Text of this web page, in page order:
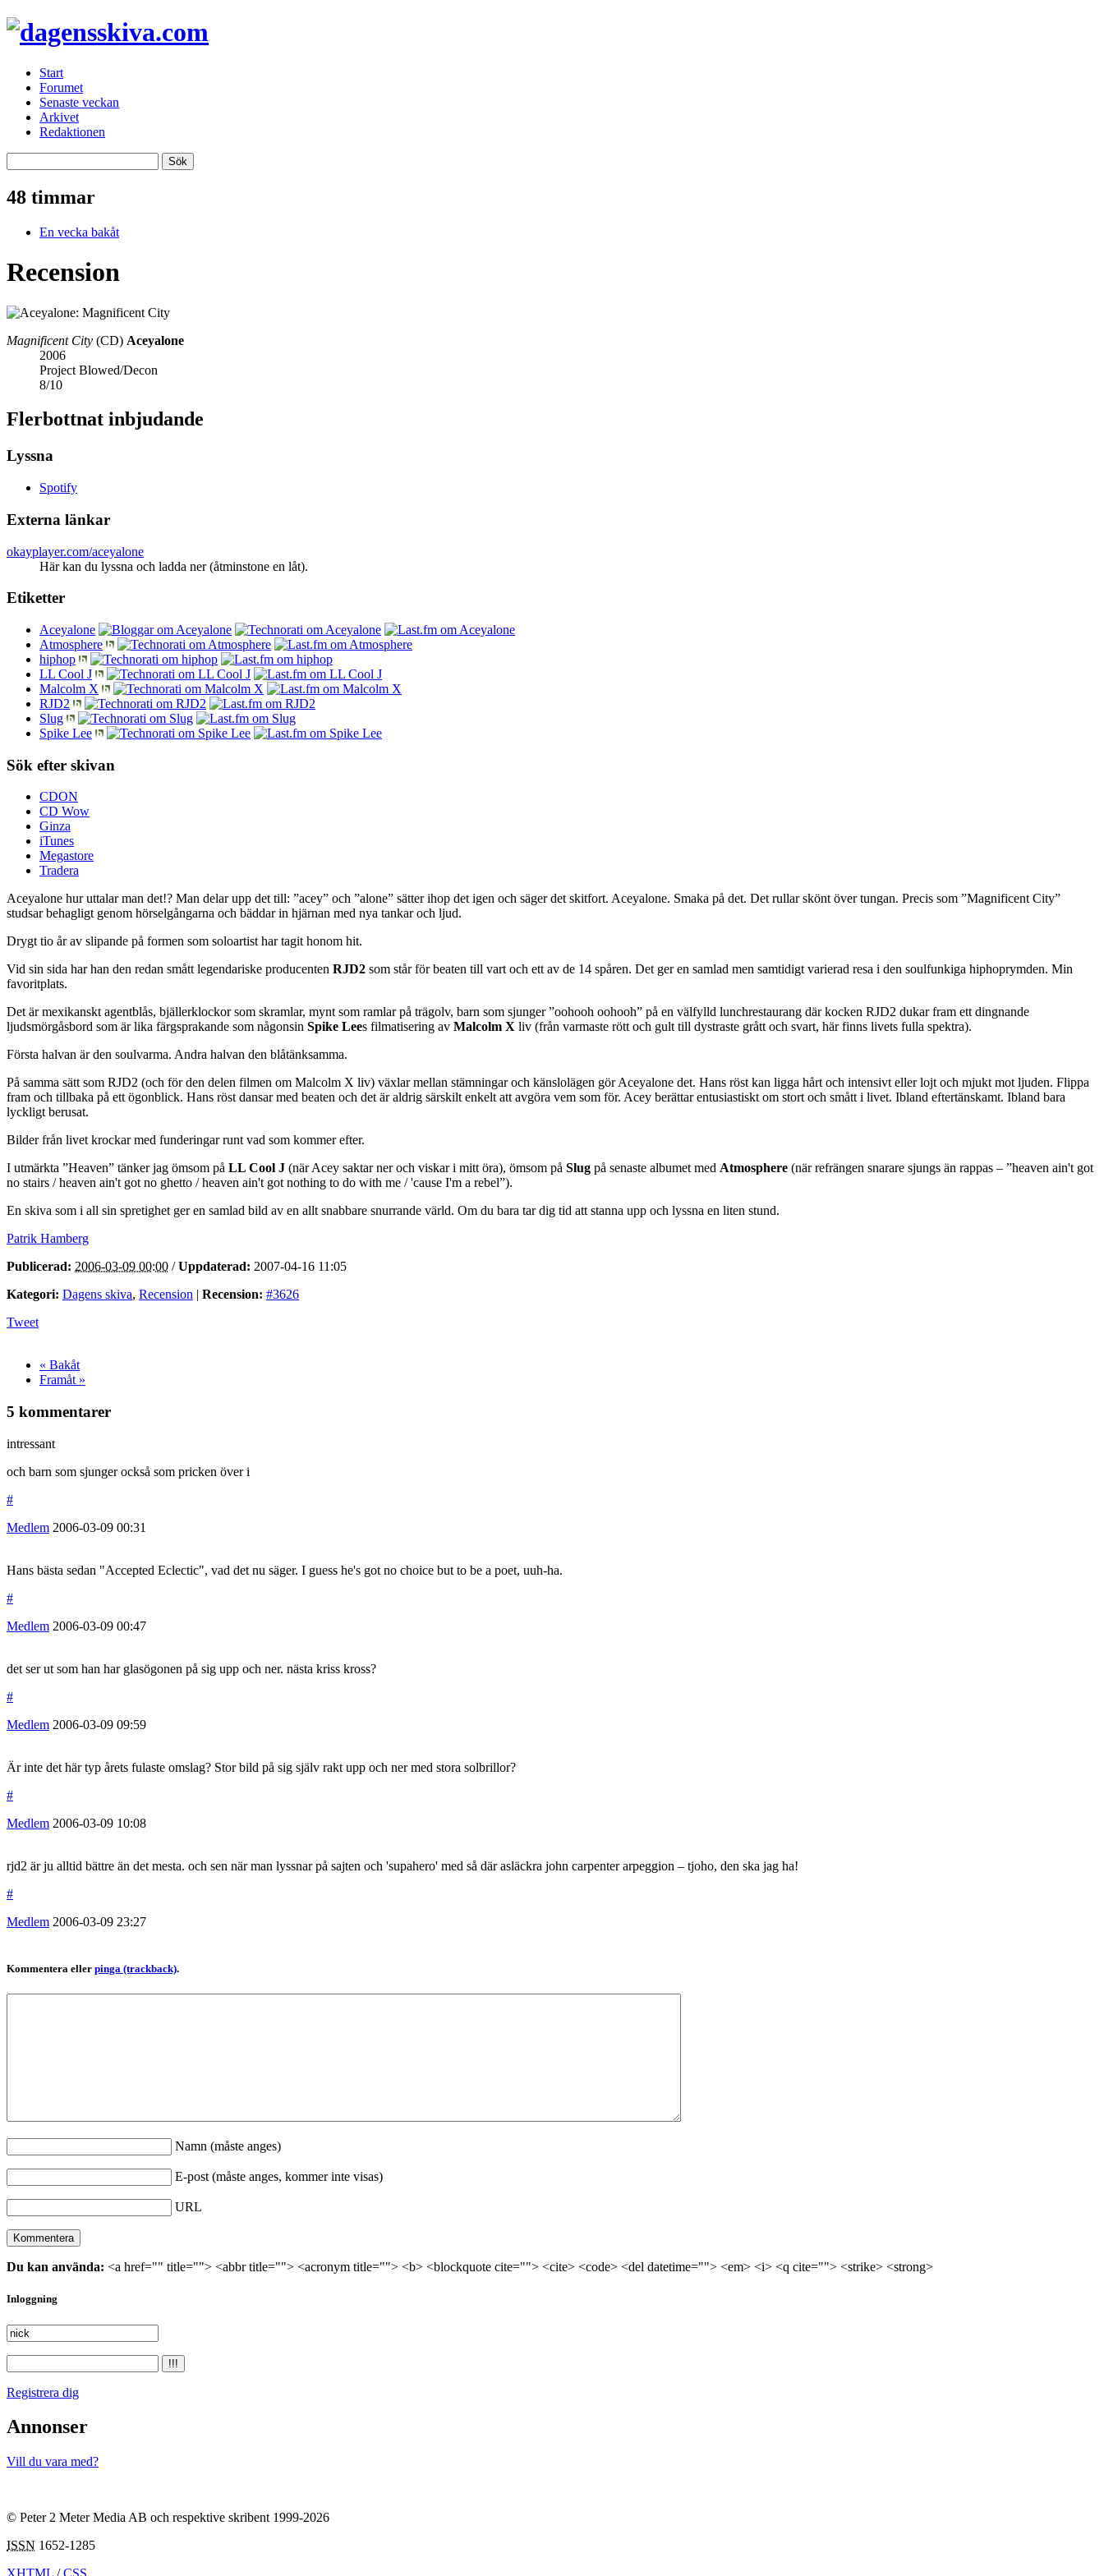
Start
Forumet
Senaste veckan
Arkivet
Redaktionen
48 timmar
En vecka bakåt
Recension
Magnificent City (CD) Aceyalone
2006
Project Blowed/Decon
8/10
Flerbottnat inbjudande
Lyssna
Spotify
Externa länkar
okayplayer.com/aceyalone
Här kan du lyssna och ladda ner (åtminstone en låt).
Etiketter
Aceyalone
Atmosphere
hiphop
LL Cool J
Malcolm X
RJD2
Slug
Spike Lee
Sök efter skivan
CDON
CD Wow
Ginza
iTunes
Megastore
Tradera
Aceyalone hur uttalar man det!? Man delar upp det till: ”acey” och ”alone” sätter ihop det igen och säger det skitfort. Aceyalone. Smaka på det. Det rullar skönt över tungan. Precis som ”Magnificent City”
studsar behagligt genom hörselgångarna och bäddar in hjärnan med nya tankar och ljud.
Drygt tio år av slipande på formen som soloartist har tagit honom hit.
Vid sin sida har han den redan smått legendariske producenten RJD2 som står för beaten till vart och ett av de 14 spåren. Det ger en samlad men samtidigt varierad resa i den soulfunkiga hiphoprymden. Min
favoritplats.
Det är mexikanskt agentblås, bjällerklockor som skramlar, mynt som ramlar på trägolv, barn som sjunger ”oohooh oohooh” på en välfylld lunchrestaurang där kocken RJD2 dukar fram ett dingnande
ljudsmörgåsbord som är lika färgsprakande som någonsin Spike Lees filmatisering av Malcolm X liv (från varmaste rött och gult till dystraste grått och svart, här finns livets fulla spektra).
Första halvan är den soulvarma. Andra halvan den blåtänksamma.
På samma sätt som RJD2 (och för den delen filmen om Malcolm X liv) växlar mellan stämningar och känslolägen gör Aceyalone det. Hans röst kan ligga hårt och intensivt eller lojt och mjukt mot ljuden. Flippa
fram och tillbaka på ett ögonblick. Hans röst dansar med beaten och det är aldrig särskilt enkelt att avgöra vem som för. Acey berättar entusiastiskt om stort och smått i livet. Ibland eftertänskamt. Ibland bara
lyckligt berusat.
Bilder från livet krockar med funderingar runt vad som kommer efter.
I utmärkta ”Heaven” tänker jag ömsom på LL Cool J (när Acey saktar ner och viskar i mitt öra), ömsom på Slug på senaste albumet med Atmosphere (när refrängen snarare sjungs än rappas – ”heaven ain't got
no stairs / heaven ain't got no ghetto / heaven ain't got nothing to do with me / 'cause I'm a rebel”).
En skiva som i all sin spretighet ger en samlad bild av en allt snabbare snurrande värld. Om du bara tar dig tid att stanna upp och lyssna en liten stund.
Patrik Hamberg
Publicerad: 2006-03-09 00:00 /Uppdaterad: 2007-04-16 11:05
Kategori: Dagens skiva, Recension | Recension: #3626
Tweet
« Bakåt
Framåt »
5 kommentarer
intressant
och barn som sjunger också som pricken över i
#
Medlem 2006-03-09 00:31
Hans bästa sedan "Accepted Eclectic", vad det nu säger. I guess he's got no choice but to be a poet, uuh-ha.
#
Medlem 2006-03-09 00:47
det ser ut som han har glasögonen på sig upp och ner. nästa kriss kross?
#
Medlem 2006-03-09 09:59
Är inte det här typ årets fulaste omslag? Stor bild på sig själv rakt upp och ner med stora solbrillor?
#
Medlem 2006-03-09 10:08
rjd2 är ju alltid bättre än det mesta. och sen när man lyssnar på sajten och 'supahero' med så där asläckra john carpenter arpeggion – tjoho, den ska jag ha!
#
Medlem 2006-03-09 23:27
Kommentera eller pinga (trackback).
Namn (måste anges)
E-post (måste anges, kommer inte visas)
URL
Du kan använda: <a href="" title=""> <abbr title=""> <acronym title=""> <b> <blockquote cite=""> <cite> <code> <del datetime=""> <em> <i> <q cite=""> <strike> <strong>
Inloggning
Registrera dig
Annonser
Vill du vara med?
© Peter 2 Meter Media AB och respektive skribent 1999-2026
ISSN 1652-1285